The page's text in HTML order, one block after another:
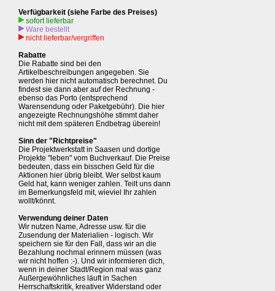
Verfügbarkeit (siehe Farbe des Preises)
sofort lieferbar
Ware bestellt
nicht lieferbar/vergriffen
Rabatte
Die Rabatte sind bei den
Artikelbeschreibungen angegeben. Sie
werden hier nicht automatisch berechnet. Du
findest sie dann aber auf der Rechnung -
ebenso das Porto (entsprechend
Warensendung oder Paketgebühr). Die hier
angezeigte Rechnungshöhe stimmt daher
nicht mit dem späteren Endbetrag überein!
Sinn der "Richtpreise"
Die Projektwerkstatt in Saasen und dortige
Projekte "leben" vom Buchverkauf. Die Preise
bedeuten, dass ein bisschen Geld für die
Aktionen hier übrig bleibt. Wer selbst kaum
Geld hat, kann weniger zahlen. Teilt uns dann
im Bemerkungsfeld mit, wieviel Ihr zahlen
wollt/könnt.
Verwendung deiner Daten
Wir nutzen Name, Adresse usw. für die
Zusendung der Materialien - logisch. Wir
speichern sie für den Fall, dass wir an die
Bezahlung nochmal erinnern müssen (was
wir nicht hoffen :-). Und wir informieren dich,
wenn in deiner Stadt/Region mal was ganz
Außergewöhnliches läuft in Sachen
Herrschaftskritik, kreativer Widerstand oder